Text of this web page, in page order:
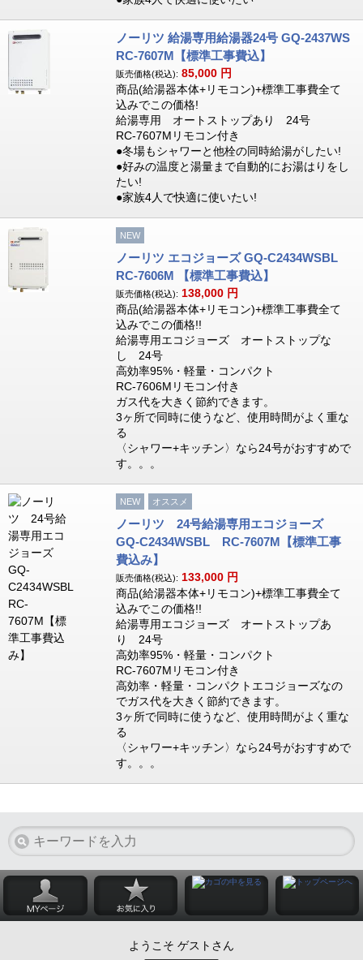
ノーリツ 給湯専用給湯器24号 GQ-2437WS
RC-7607M【標準工事費込】
販売価格(税込): 85,000 円
商品(給湯器本体+リモコン)+標準工事費全て
込みでこの価格!
給湯専用 オートストップあり 24号
RC-7607Mリモコン付き
●冬場もシャワーと他栓の同時給湯がしたい!
●好みの温度と湯量まで自動的にお湯はりをし
たい!
●家族4人で快適に使いたい!
NEW
ノーリツ エコジョーズ GQ-C2434WSBL
RC-7606M 【標準工事費込】
販売価格(税込): 138,000 円
商品(給湯器本体+リモコン)+標準工事費全て
込みでこの価格!!
給湯専用エコジョーズ オートストップな
し 24号
高効率95%・軽量・コンパクト
RC-7606Mリモコン付き
ガス代を大きく節約できます。
3ヶ所で同時に使うなど、使用時間がよく重な
る
〈シャワー+キッチン〉なら24号がおすすめで
す。。。
NEW オススメ
ノーリツ 24号給湯専用エコジョーズ
GQ-C2434WSBL RC-7607M【標準工事
費込み】
販売価格(税込): 133,000 円
商品(給湯器本体+リモコン)+標準工事費全て
込みでこの価格!!
給湯専用エコジョーズ オートストップあ
り 24号
高効率95%・軽量・コンパクト
RC-7607Mリモコン付き
高効率・軽量・コンパクトエコジョーズなの
でガス代を大きく節約できます。
3ヶ所で同時に使うなど、使用時間がよく重な
る
〈シャワー+キッチン〉なら24号がおすすめで
す。。。
ようこそ ゲストさん